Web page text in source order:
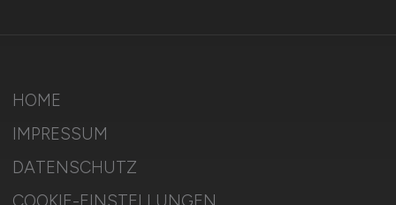
HOME
IMPRESSUM
DATENSCHUTZ